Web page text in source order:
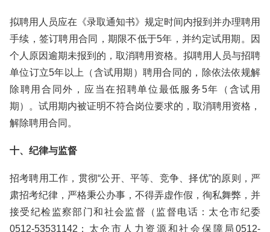
拟聘用人员应在《录取通知书》规定时间内报到并办理聘用
手续，签订聘用合同，期限不低于5年，并约定试用期。因
个人原因逾期未报到的，取消聘用资格。拟聘用人员与招聘
单位订立5年以上（含试用期）聘用合同的，除依法依规解
除聘用合同外，应当在招聘单位最低服务5年（含试用
期）。试用期内被证明不符合岗位要求的，取消聘用资格，
解除聘用合同。
十、纪律与监督
招考聘用工作，贯彻“公开、平等、竞争、择优”的原则，严
肃招考纪律，严格秉公办事，不得弄虚作假，徇私舞弊，并
接受纪检监察部门和社会监督（监督电话：太仓市纪委
0512-53531142；太仓市人力资源和社会保障局0512-